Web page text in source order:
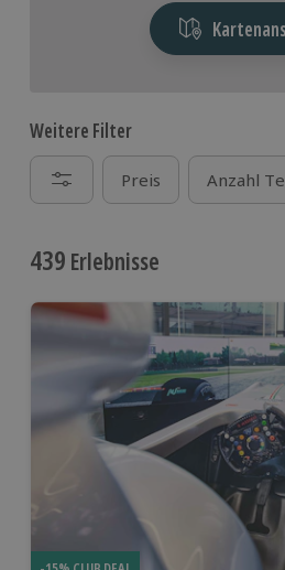
Weitere Filter
Preis Anzahl
439 Erlebnisse